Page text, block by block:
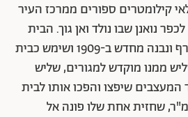
קילומטרים ספורים ממרכז העיר
נואנן שבו נולד ואן גוך. הבית
נבנה ב-1890 כרפת, נשרף ונבנה מחדש ב-1909 ושימש כבית
ממנו מוקדש למגורים, שליש
המעצבים שיפצו והפכו אותו לבית
מגורים ששטחו כ-200 מ"ר, שחזית אחת שלו פונה אל